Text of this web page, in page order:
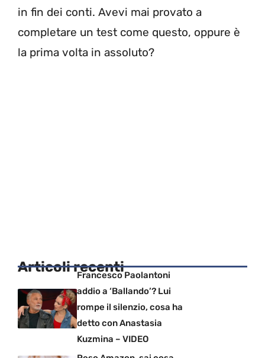
in fin dei conti. Avevi mai provato a
completare un test come questo, oppure è
la prima volta in assoluto?
Articoli recentiFrancesco Paolantoni
addio a ‘Ballando’? Lui
rompe il silenzio, cosa ha
detto con Anastasia
Kuzmina – VIDEO